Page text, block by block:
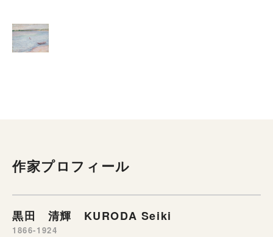
作家プロフィール
黒田 清輝 KURODA Seiki
1866-1924